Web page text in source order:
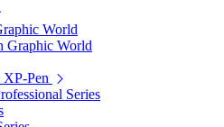
World
Graphic World
Pen
Series